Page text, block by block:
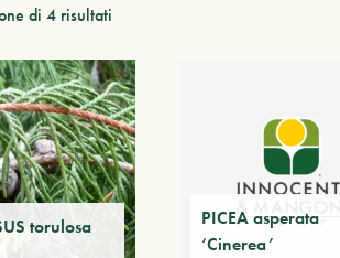
di 4 risultati
torulosa
PICEA asperata
‘Cinerea’